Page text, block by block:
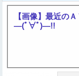
【画像】最近の
―(ﾟ∀ﾟ)―!!